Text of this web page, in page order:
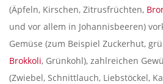
(Äpfeln, Kirschen, Zitrusfrüchten,
und vor allem in Johannisbeeren)
Gemüse (zum Beispiel Zuckerhut,
Brokkoli, Grünkohl), zahlreichen
(Zwiebel, Schnittlauch, Liebstöckel,